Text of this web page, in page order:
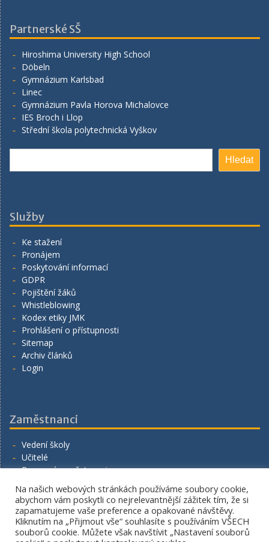
Partnerské SŠ
Hiroshima University High School
Döbeln
Gymnázium Karlsbad
Linec
Gymnázium Pavla Horova Michalovce
IES Broch i Llop
Střední škola polytechnická Vyškov
Hledat
Služby
Ke stažení
Pronájem
Poskytování informací
GDPR
Pojištění žáků
Whistleblowing
Kodex etiky JMK
Prohlášení o přístupnosti
Sitemap
Archiv článků
Login
Zaměstnanci
Vedení školy
Učitelé
Provozní zaměstnanci
Napište nám
Na našich webových stránkách používáme soubory cookie,
abychom vám poskytli co nejrelevantnější zážitek tím, že si
zapamatujeme vaše preference a opakované návštěvy.
Kliknutím na „Přijmout vše“ souhlasíte s používáním VŠECH
souborů cookie. Můžete však navštívit „Nastavení souborů